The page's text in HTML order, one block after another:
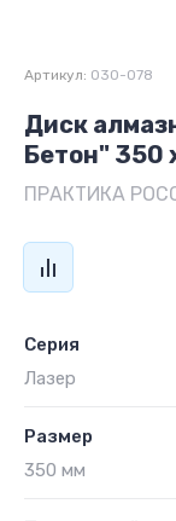
Артикул: 030-078
Диск
Бетон" 350
ПРАКТИКА
Серия
Лазер
Размер
350 мм